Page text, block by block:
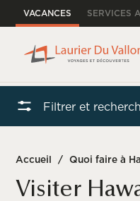
VACANCES SERVICES
Filtrer et
Accueil / Quoi faire à
Visiter